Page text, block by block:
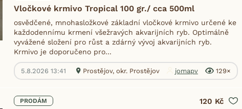
Vločkové krmivo Tropical 100 gr./ cca 500ml
osvědčené, mnohasložkové základní vločkové krmivo určené ke
každodennímu krmení všežravých akvarijních ryb. Optimálně
vyvážené složení pro růst a zdárný vývoj akvarijních ryb.
Krmivo je doporučeno pro...
5.8.2026 13:41 Prostějov, okr. Prostějov jomapv 129×
PRODÁM 120 Kč